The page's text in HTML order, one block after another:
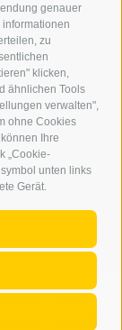
genauer
zu
klicken,
ähnlichen Tools
verwalten",
ohne Cookies
Ihre
„Cookie-
unten links
Gerät.
|